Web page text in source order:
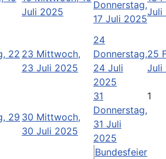
Juli 2025
Donnerstag,
17 Juli 2025
Juli
22 23 Mittwoch,
23 Juli 2025
24
Donnerstag,
24 Juli
2025
25
Juli
29 30 Mittwoch,
30 Juli 2025
31
Donnerstag,
31 Juli
2025
Bundesfeier
1